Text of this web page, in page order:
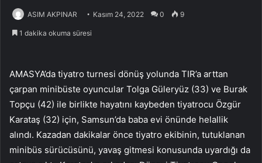
ASIM AKPINAR Kasım 24, 2022 0 9
1 dakika okuma süresi
AMASYA’da tiyatro turnesi dönüş yolunda TIR’a arttan
çarpan minibüste oyuncular Tolga Güleryüz (33) ve Burak
Topçu (42) ile birlikte hayatını kaybeden tiyatrocu Özgür
Karataş (32) için, Samsun’da baba evi önünde helallik
alındı. Kazadan dakikalar önce tiyatro ekibinin, tutuklanan
minibüs sürücüsünü, yavaş gitmesi konusunda uyardığı da